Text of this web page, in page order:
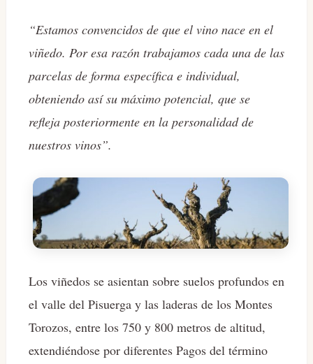
“Estamos convencidos de que el vino nace en el
viñedo. Por esa razón trabajamos cada una de las
parcelas de forma específica e individual,
obteniendo así su máximo potencial, que se
refleja posteriormente en la personalidad de
nuestros vinos”.
Los viñedos se asientan sobre suelos profundos en
el valle del Pisuerga y las laderas de los Montes
Torozos, entre los 750 y 800 metros de altitud,
extendiéndose por diferentes Pagos del término